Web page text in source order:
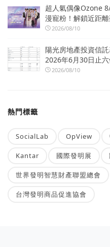
超人氣偶像Ozone
漫寵粉！解鎖近距離
2026/08/10
陽光房地產投資信
2026年6月30日止
2026/08/10
熱門標籤
SocialLab OpView
Kantar 國際發明展
世界發明智慧財產聯盟總會
台灣發明商品促進協會